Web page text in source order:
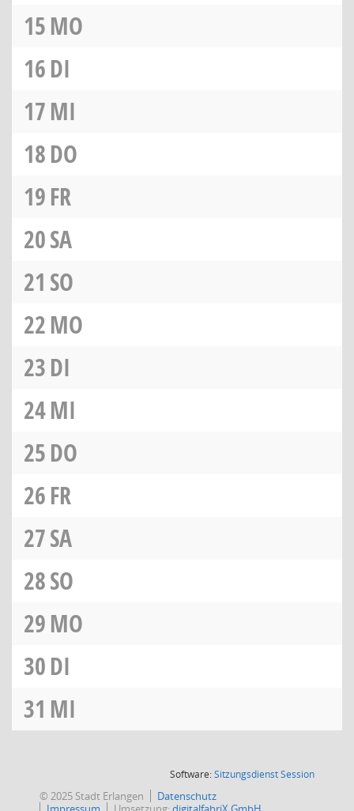
15MO
16DI
17MI
18DO
19FR
20SA
21 SO
22MO
23DI
24MI
25DO
26FR
27SA
28SO
29MO
30DI
31 MI
Software:SitzungsdienstSession(Wird in
© 2025 Stadt Erlangen
Datenschutz